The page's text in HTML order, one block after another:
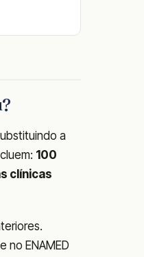
a
100
clínicas
no ENAMED